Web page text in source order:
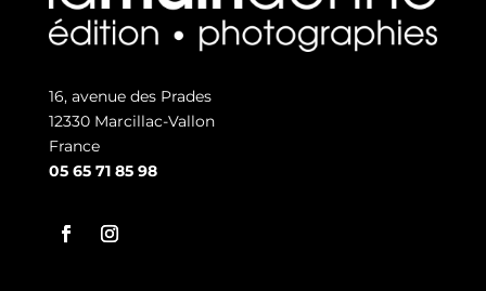
16, avenue des Prades
12330 Marcillac-Vallon
France
05 65 71 85 98